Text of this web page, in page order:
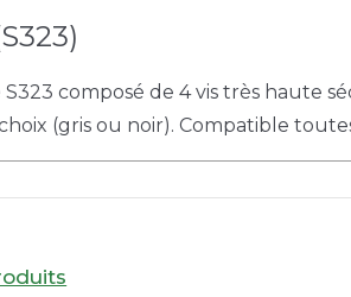
composé de 4 vis très haute
(gris ou noir). Compatible